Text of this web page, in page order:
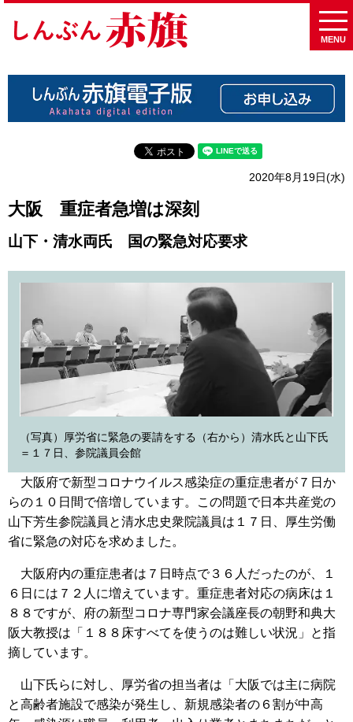
MENU
2020年8月19日(水)
大阪 重症者急増は深刻
山下・清水両氏 国の緊急対応要求
（写真）厚労省に緊急の要請をする（右から）清水氏と山下氏
＝１７日、参院議員会館
大阪府で新型コロナウイルス感染症の重症患者が７日か
らの１０日間で倍増しています。この問題で日本共産党の
山下芳生参院議員と清水忠史衆院議員は１７日、厚生労働
省に緊急の対応を求めました。
大阪府内の重症患者は７日時点で３６人だったのが、１
６日には７２人に増えています。重症患者対応の病床は１
８８ですが、府の新型コロナ専門家会議座長の朝野和典大
阪大教授は「１８８床すべてを使うのは難しい状況」と指
摘しています。
山下氏らに対し、厚労省の担当者は「大阪では主に病院
と高齢者施設で感染が発生し、新規感染者の６割が中高